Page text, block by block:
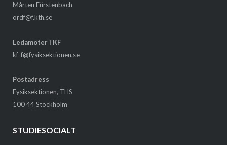
Mårten Fürstenbach
ordf@f.kth.se
Ledamöter i KF
kf-f@fysiksektionen.se
Postadress
Fysiksektionen, THS
100 44 Stockholm
STUDIESOCIALT